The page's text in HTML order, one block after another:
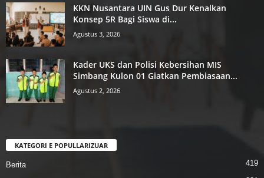
KKN Nusantara UIN Gus Dur Kenalkan
Konsep 5R Bagi Siswa di...
Agustus 3, 2026
Kader UKS dan Polisi Kebersihan MIS
Simbang Kulon 01 Giatkan Pembiasaan...
Agustus 2, 2026
KATEGORI E POPULLARIZUAR
Berita 419